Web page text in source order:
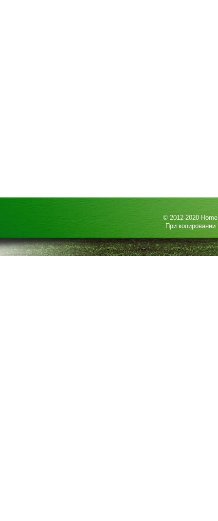
© 2012-2020
При